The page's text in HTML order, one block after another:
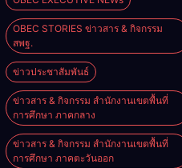
OBEC STORIES ข่าวสาร & กิจกรรม
สพฐ.
ข่าวประชาสัมพันธ์
ข่าวสาร & กิจกรรม สำนักงานเขตพื้นที่
การศึกษา ภาคกลาง
ข่าวสาร & กิจกรรม สำนักงานเขตพื้นที่
การศึกษา ภาคตะวันออก